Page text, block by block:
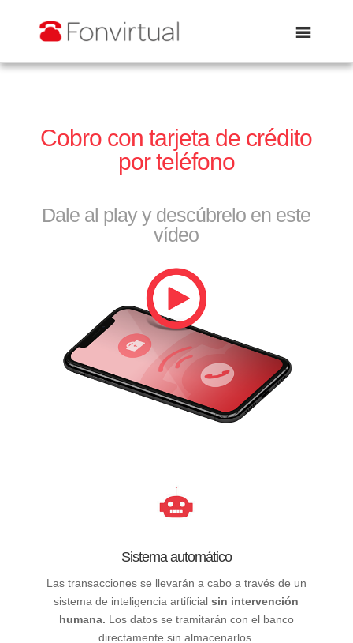
Abrir
Cobro con tarjeta de crédito
por teléfono
Dale al play y descúbrelo en este
vídeo
Sistema automático
Las transacciones se llevarán a cabo a través de un
sistema de inteligencia artificialsin intervención
humana. Los datos se tramitarán con el banco
directamente sin almacenarlos.